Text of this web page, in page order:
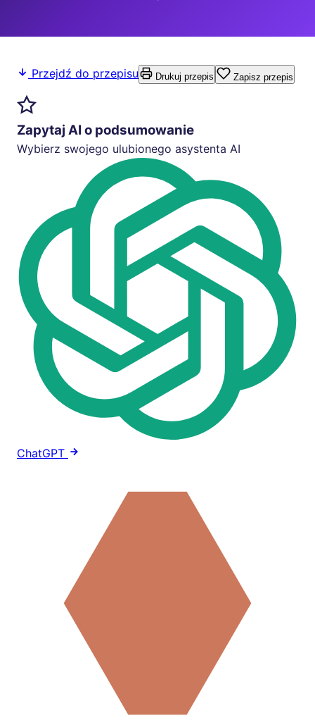
Przejdź do przepisu Drukuj przepis Zapisz przepis
Zapytaj AI o podsumowanie
Wybierz swojego ulubionego asystenta AI
ChatGPT